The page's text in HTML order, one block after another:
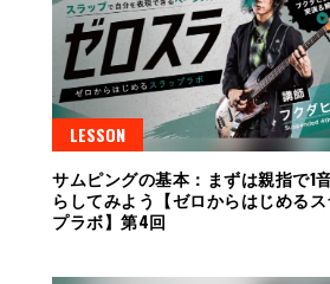
LESSON
サムピングの基本：まずは親指で1
らしてみよう【ゼロからはじめる
プラボ】第4回